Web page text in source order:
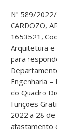
Nº 589/2022/
CARDOZO,
1653521,
Arquitetura e
para
Engenharia –
do Quadro
Funções
2022 a 28
afastamento